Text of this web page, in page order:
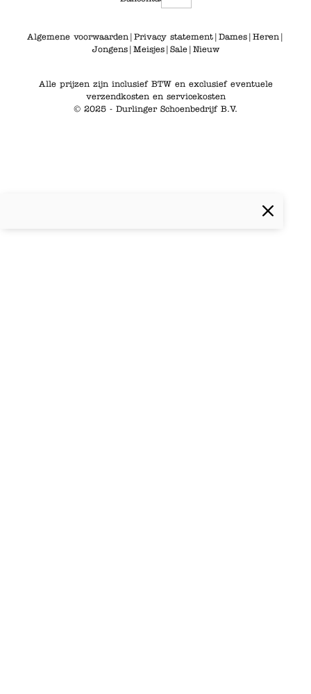
Algemene voorwaarden| Privacy statement| Dames| Heren|
Jongens| Meisjes| Sale| Nieuw
Alle prijzen zijn inclusief BTW en exclusief eventuele
verzendkosten en servicekosten
© 2025 - Durlinger Schoenbedrijf B.V.